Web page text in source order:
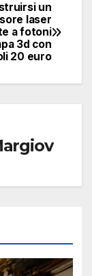
un
laser
a fotoni
3d con
20 euro